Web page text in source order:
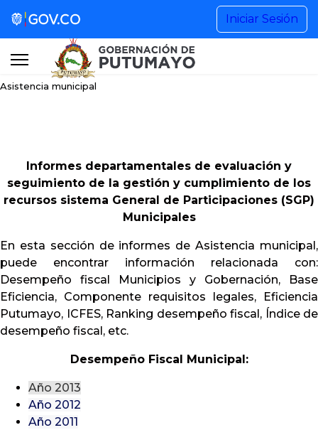
Iniciar Sesión
de Gobierno
Buscar...
+57 (608) 4201515 Ext. 1101
contactenos@putumayo.gov.co
Asistencia municipal
Informes departamentales de evaluación y
seguimiento de la gestión y cumplimiento de los
recursos sistema General de Participaciones (SGP)
Municipales
En esta sección de informes de Asistencia municipal,
puede encontrar información relacionada con:
Desempeño fiscal Municipios y Gobernación, Base
Eficiencia, Componente requisitos legales, Eficiencia
Putumayo, ICFES, Ranking desempeño fiscal, Índice de
desempeño fiscal, etc.
Desempeño Fiscal Municipal:
Año 2013
Año 2012
Año 2011